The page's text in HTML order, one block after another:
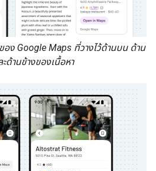
อง Google Maps ที่วางไว้ด้านบน ด้าน
ะด้านข้างของเนื้อหา